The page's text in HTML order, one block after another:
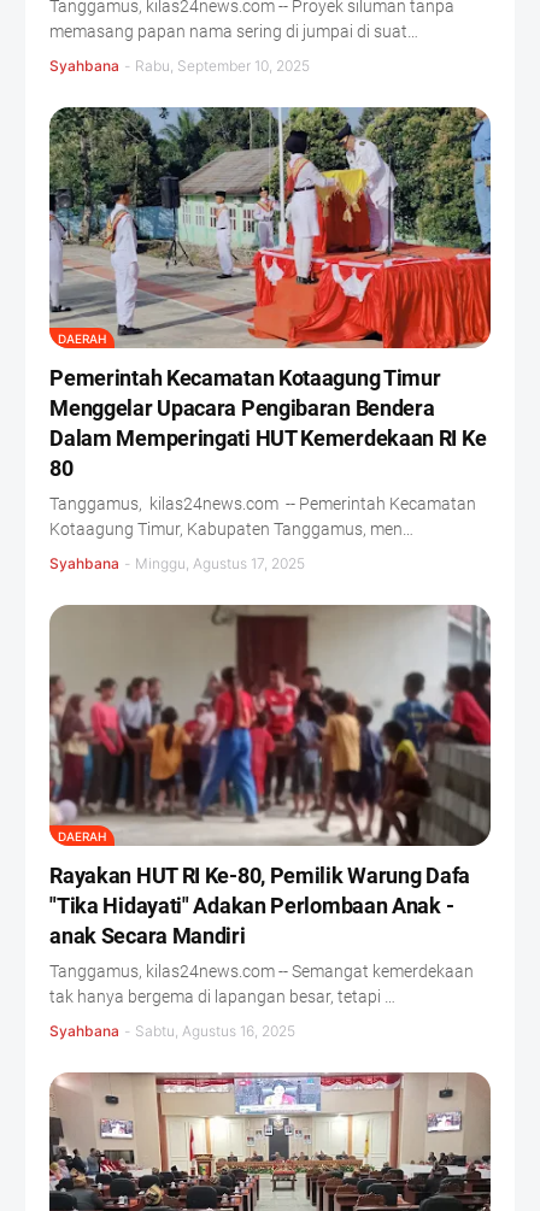
Tanggamus, kilas24news.com -- Proyek siluman tanpa
memasang papan nama sering di jumpai di suat…
Syahbana - Rabu, September 10, 2025
DAERAH
Pemerintah Kecamatan Kotaagung Timur
Menggelar Upacara Pengibaran Bendera
Dalam Memperingati HUT Kemerdekaan RI Ke
80
Tanggamus, kilas24news.com -- Pemerintah Kecamatan
Kotaagung Timur, Kabupaten Tanggamus, men…
Syahbana - Minggu, Agustus 17, 2025
DAERAH
Rayakan HUT RI Ke-80, Pemilik Warung Dafa
"Tika Hidayati" Adakan Perlombaan Anak -
anak Secara Mandiri
Tanggamus, kilas24news.com -- Semangat kemerdekaan
tak hanya bergema di lapangan besar, tetapi …
Syahbana - Sabtu, Agustus 16, 2025